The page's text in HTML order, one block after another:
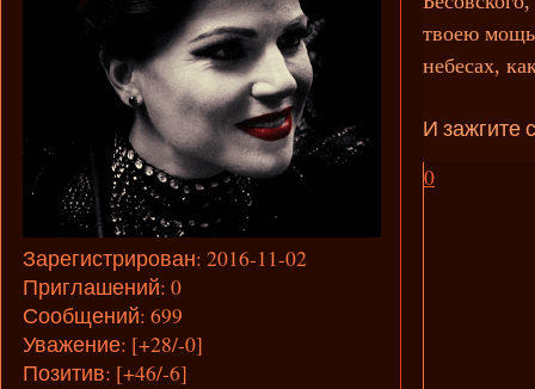
Зарегистрирован: 2016-11-02
Приглашений: 0
Сообщений: 699
Уважение: [+28/-0]
Позитив: [+46/-6]
твоею
небесах,
И зажгите
0